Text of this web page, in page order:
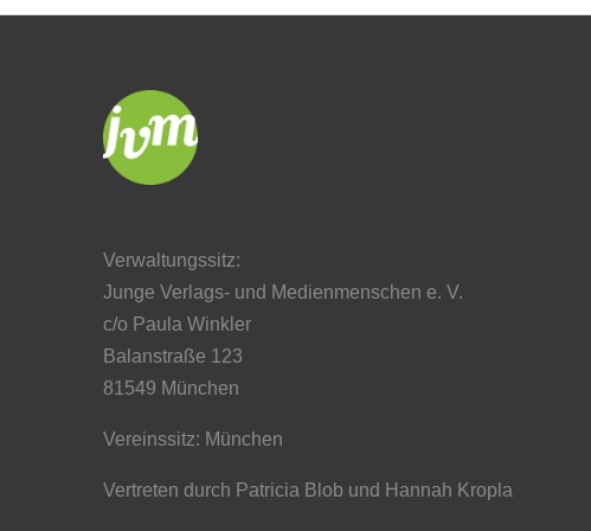
Verwaltungssitz:
Junge Verlags- und Medienmenschen e. V.
c/o Paula Winkler
Balanstraße 123
81549 München
Vereinssitz: München
Vertreten durch Patricia Blob und Hannah Kropla